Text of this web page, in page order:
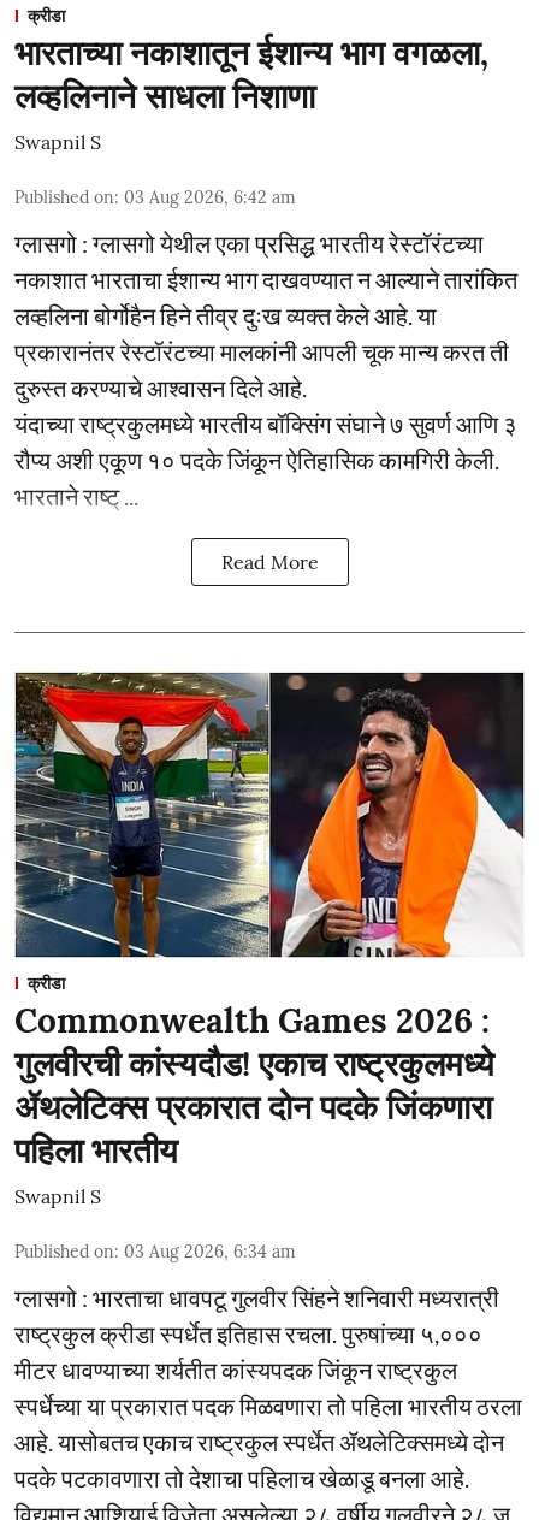
क्रीडा
भारताच्या नकाशातून ईशान्य भाग वगळला,
लव्हलिनाने साधला निशाणा
Swapnil S
Published on: 03 Aug 2026, 6:42 am
ग्लासगो : ग्लासगो येथील एका प्रसिद्ध भारतीय रेस्टॉरंटच्या
नकाशात भारताचा ईशान्य भाग दाखवण्यात न आल्याने तारांकित
लव्हलिना बोर्गोहैन हिने तीव्र दुःख व्यक्त केले आहे. या
प्रकारानंतर रेस्टॉरंटच्या मालकांनी आपली चूक मान्य करत ती
दुरुस्त करण्याचे आश्वासन दिले आहे.
यंदाच्या राष्ट्रकुलमध्ये भारतीय बॉक्सिंग संघाने ७ सुवर्ण आणि ३
रौप्य अशी एकूण १० पदके जिंकून ऐतिहासिक कामगिरी केली.
भारताने राष्ट् ...
Read More
क्रीडा
Commonwealth Games 2026 :
गुलवीरची कांस्यदौड! एकाच राष्ट्रकुलमध्ये
ॲथलेटिक्स प्रकारात दोन पदके जिंकणारा
पहिला भारतीय
Swapnil S
Published on: 03 Aug 2026, 6:34 am
ग्लासगो : भारताचा धावपटू गुलवीर सिंहने शनिवारी मध्यरात्री
राष्ट्रकुल क्रीडा स्पर्धेत इतिहास रचला. पुरुषांच्या ५,०‌००
मीटर धावण्याच्या शर्यतीत कांस्यपदक जिंकून राष्ट्रकुल
स्पर्धेच्या या प्रकारात पदक मिळवणारा तो पहिला भारतीय ठरला
आहे. यासोबतच एकाच राष्ट्रकुल स्पर्धेत ॲथलेटिक्समध्ये दोन
पदके पटकावणारा तो देशाचा पहिलाच खेळाडू बनला आहे.
विद्यमान आशियाई विजेता असलेल्या २८ वर्षीय गुलवीरने २८ जु